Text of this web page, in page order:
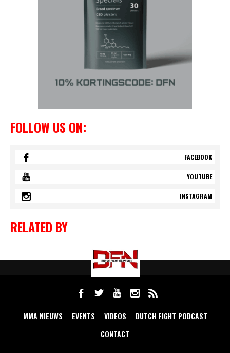
FOLLOW US ON:
FACEBOOK
YOUTUBE
INSTAGRAM
RELATED BY
MMA NIEUWS EVENTS VIDEOS
DUTCH FIGHT PODCAST
CONTACT